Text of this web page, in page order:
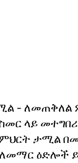
- ለመጠቅለል
ላይ
ታሚል
ዕድሎች